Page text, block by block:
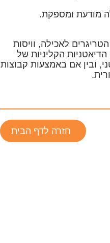
מודעת ומספקת.
לאכילה, וויסות
האכילה הרגשית, והקשבה למנגנוני הרעב והשובע הפיזיולוגיים שלנו. 60 הדיאטניות הקליניות של
ובין אם באמצעות קבוצות
חזרה לדף הבית